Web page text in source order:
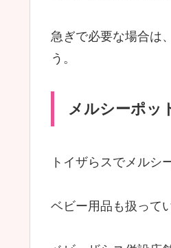
急ぎで必要な場合は
う。
メルシーポッ
トイザらスでメルシ
ベビー用品も扱って